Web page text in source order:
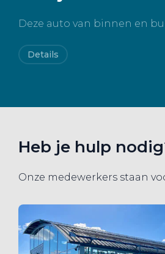
Deze auto van binnen en
Details
Heb je hulp
Onze medewerkers staan